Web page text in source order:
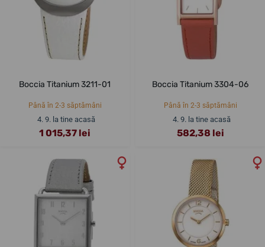
Boccia Titanium 3211-01
Până în 2-3 săptămâni
4. 9. la tine acasă
1 015,37 lei
Boccia Titanium 3304-06
Până în 2-3 săptămâni
4. 9. la tine acasă
582,38 lei